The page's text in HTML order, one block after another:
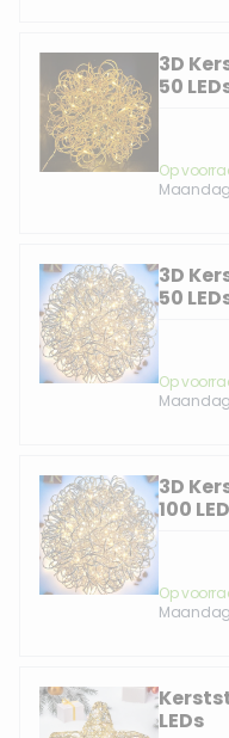
3D
50
Op
3D
50
Op
3D
100
Op
LEDs